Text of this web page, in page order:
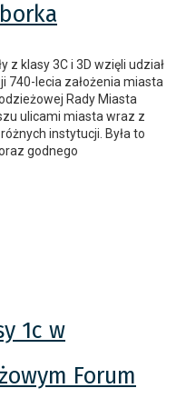
z klasy 3C i 3D wzięli udział
740-lecia założenia miasta
Rady Miasta
ulicami miasta wraz z
instytucji. Była to
godnego
1c w
Forum